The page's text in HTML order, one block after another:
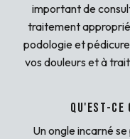
important de
traitement
podologie et
vos douleurs et à
Qu'est-ce
Un ongle incarné